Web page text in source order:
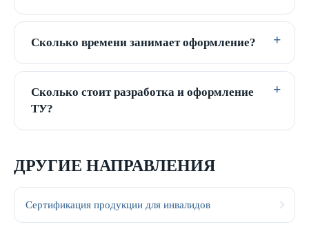
Сколько времени занимает оформление?
Сколько стоит разработка и оформление
ТУ?
ДРУГИЕ НАПРАВЛЕНИЯ
Сертификация продукции для инвалидов